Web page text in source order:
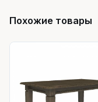
Похожие товары